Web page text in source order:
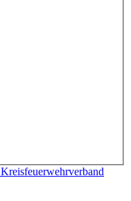
Kreisfeuerwehrverband